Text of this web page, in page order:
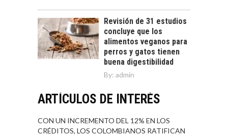
Revisión de 31 estudios
concluye que los
alimentos veganos para
perros y gatos tienen
buena digestibilidad
By: admin
ARTÍCULOS DE INTERÉS
CON UN INCREMENTO DEL 12% EN LOS
CRÉDITOS, LOS COLOMBIANOS RATIFICAN